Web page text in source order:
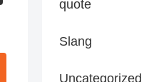
quote
Slang
Uncategorized